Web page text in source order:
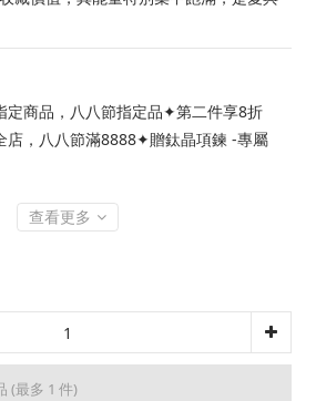
定商品，八八節指定品✦第二件享8折
店，八八節滿8888✦贈鈦晶項鍊 -專屬
查看更多
(最多 1 件)